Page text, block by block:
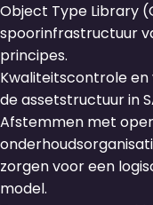
Object Type Library
spoorinfrastructuur
principes.
Kwaliteitscontrole
de assetstructuur in
Afstemmen met
zorgen voor een
model.